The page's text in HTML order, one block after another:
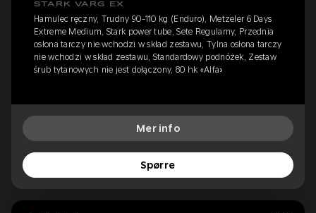
STARK VARG EX
Hamulec ręczny, Trudny 90-110 kg (Enduro), Metzeler 6 Days
Extreme Medium, Stark power tube, Sete Regularny, Przednia
osłona tarczy nie wchodzi w skład zestawu, Tylna osłona tarczy
nie wchodzi w skład zestawu, Standardowy podnóżek, Zestaw
śrub tytanowych nie jest dołączony, 80 hk «Alfa»
Mer info
Spørre